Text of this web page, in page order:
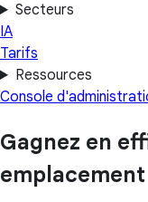
Secteurs
IA
Tarifs
Ressources
Console
Gagnez en